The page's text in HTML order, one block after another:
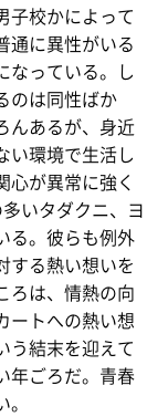
子校かによって
通に異性がいる
なっている。し
のは同性ばか
んあるが、身近
い環境で生活し
心が異常に強く
いタダクニ、ヨ
る。彼らも例外
する熱い想いを
ろは、情熱の向
ートへの熱い想
う結末を迎えて
年ごろだ。青春